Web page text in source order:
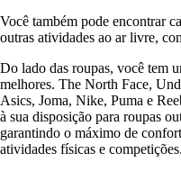
Você também pode encontrar
outras atividades ao ar livre,
Do lado das roupas, você tem
melhores. The North Face,
Asics, Joma, Nike, Puma e
à sua disposição para roupas
garantindo o máximo de
atividades físicas e competições.